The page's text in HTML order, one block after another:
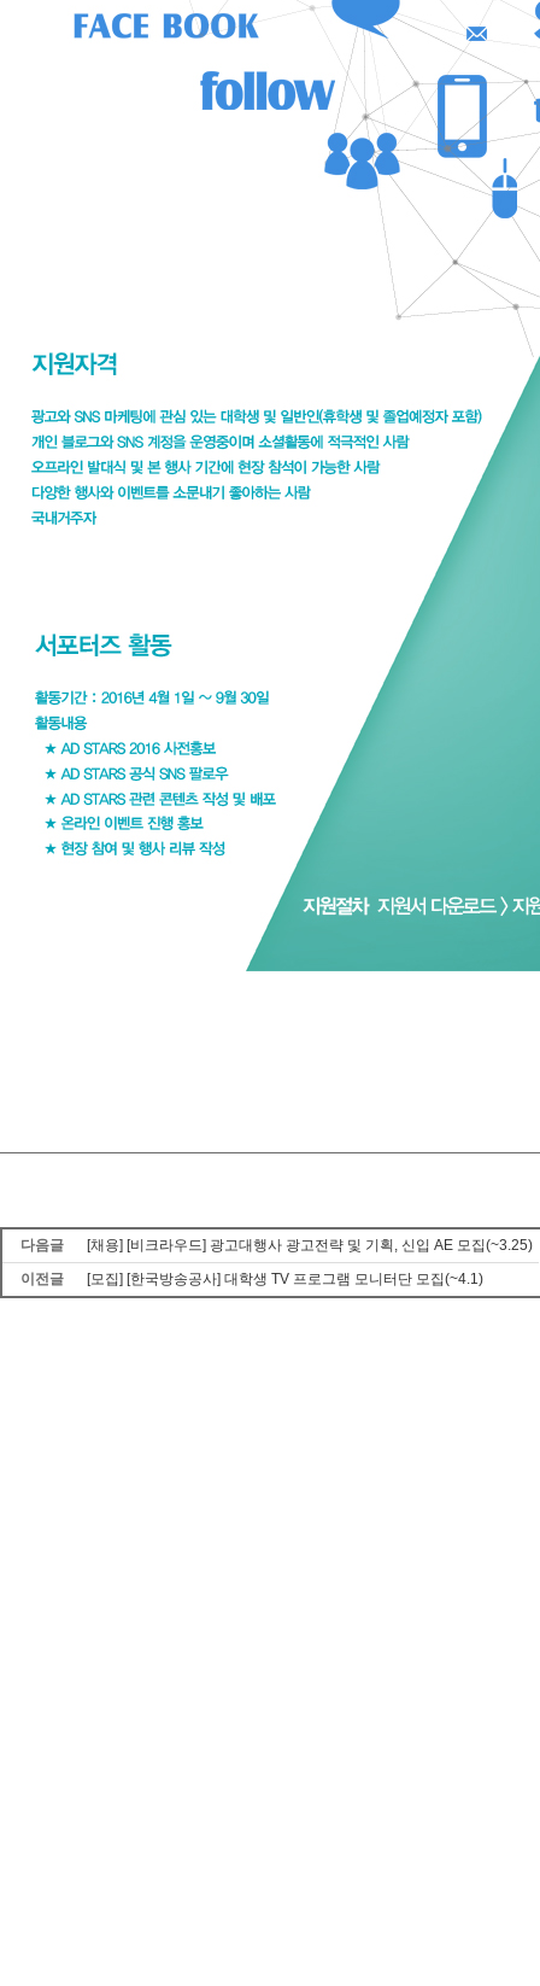
다음글
[채용] [비크라우드] 광고대행사 광고전략 및 기획, 신입 AE 모집(~3.25)
이전글
[모집] [한국방송공사] 대학생 TV 프로그램 모니터단 모집(~4.1)